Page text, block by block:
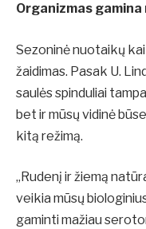
Organizmas
Sezoninė nuotaikų
žaidimas. Pasak U.
saulės spinduliai
bet ir mūsų vidinė
kitą režimą.
„Rudenį ir žiemą
veikia mūsų
gaminti mažiau